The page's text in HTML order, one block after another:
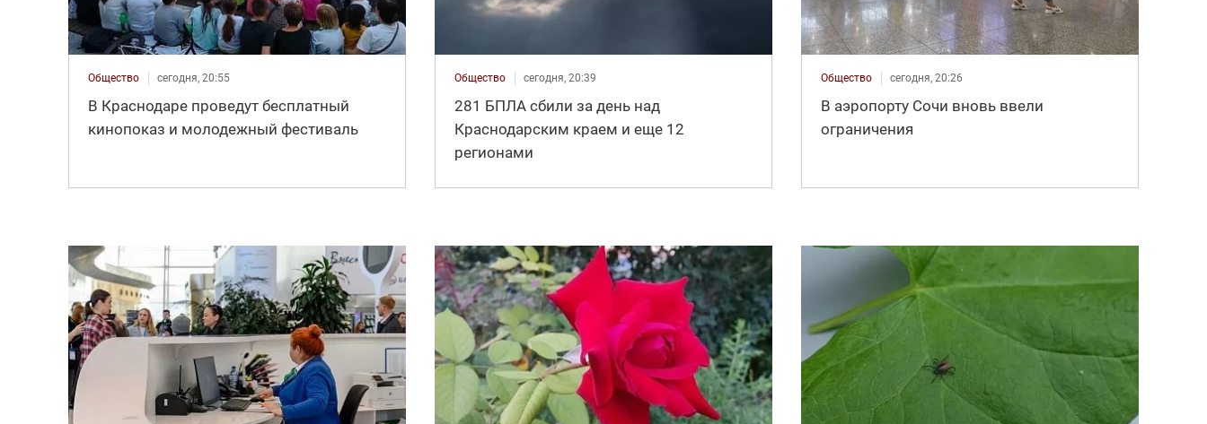
Общество сегодня, 20:55
В Краснодаре проведут бесплатный
кинопоказ и молодежный фестиваль
Общество сегодня, 20:39
281 БПЛА сбили за день над
Краснодарским краем и еще 12
регионами
Общество сегодня, 20:26
В аэропорту Сочи вновь ввели
ограничения